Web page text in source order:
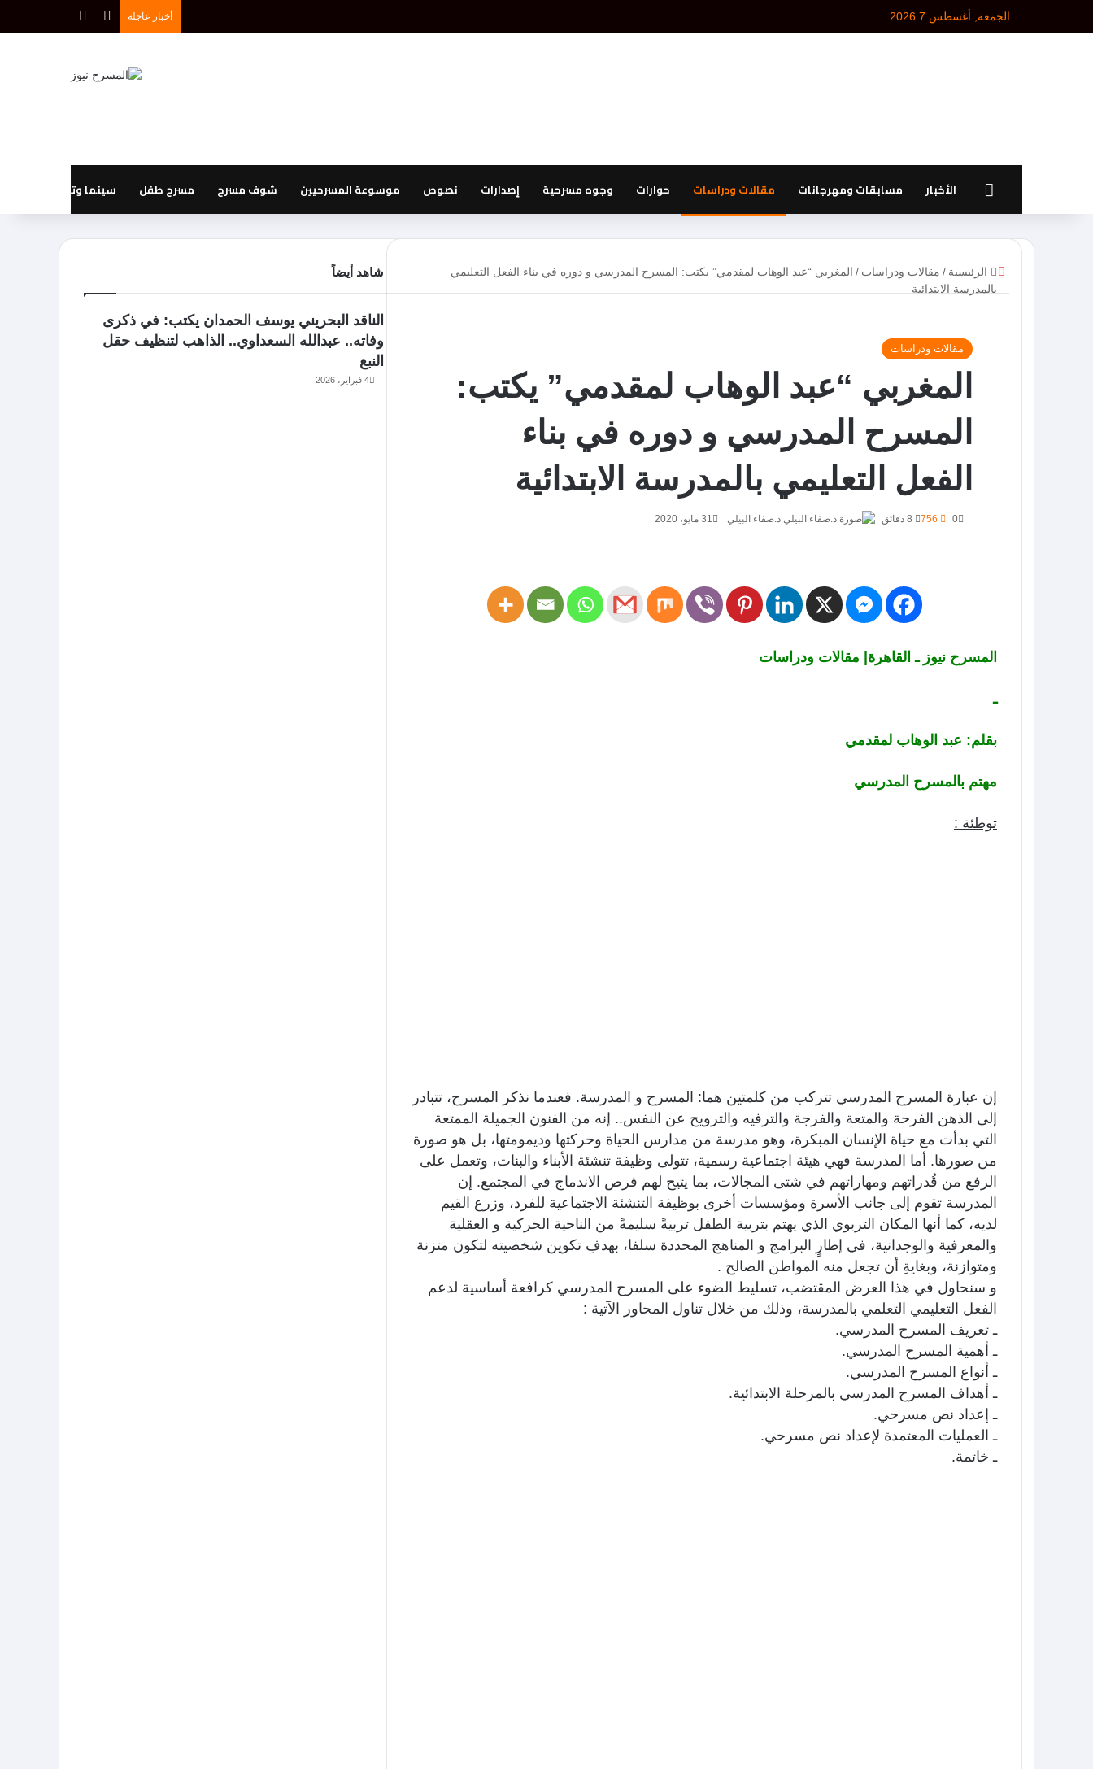
الجمعة, أغسطس 7 2026 أخبار عاجلة إضافة عمود جانبي
الرئيسيةالأخبار مسابقات ومهرجانات مقالات ودراسات حوارات وجوه مسرحية إصدارات نصوص موسوعة المسرحيين شوف مسرح مسرح طفل سينما وتليفزيون
الرئيسية / مقالات ودراسات / المغربي “عبد الوهاب لمقدمي” يكتب: المسرح المدرسي و دوره في بناء الفعل التعليمي
بالمدرسة الابتدائية
مقالات ودراسات
المغربي “عبد الوهاب لمقدمي” يكتب:
المسرح المدرسي و دوره في بناء
الفعل التعليمي بالمدرسة الابتدائية
د.صفاء البيلي 31 مايو، 2020 0
المسرح نيوز ـ القاهرة| مقالات ودراسات
ـ
بقلم: عبد الوهاب لمقدمي
مهتم بالمسرح المدرسي
توطئة :
إن عبارة المسرح المدرسي تتركب من كلمتين هما: المسرح و المدرسة. فعندما نذكر المسرح، تتبادر
إلى الذهن الفرحة والمتعة والفرجة والترفيه والترويح عن النفس.. إنه من الفنون الجميلة الممتعة
التي بدأت مع حياة الإنسان المبكرة، وهو مدرسة من مدارس الحياة وحركتها وديمومتها، بل هو صورة
من صورها. أما المدرسة فهي هيئة اجتماعية رسمية، تتولى وظيفة تنشئة الأبناء والبنات، وتعمل على
الرفع من قُدراتهم ومهاراتهم في شتى المجالات، بما يتيح لهم فرص الاندماج في المجتمع. إن
المدرسة تقوم إلى جانب الأسرة ومؤسسات أخرى بوظيفة التنشئة الاجتماعية للفرد، وزرع القيم
لديه، كما أنها المكان التربوي الذي يهتم بتربية الطفل تربيةً سليمةً من الناحية الحركية و العقلية
والمعرفية والوجدانية، في إطارٍ البرامج و المناهج المحددة سلفا، بهدفِ تكوين شخصيته لتكون متزنة
ومتوازنة، وبغايةِ أن تجعل منه المواطن الصالح .
و سنحاول في هذا العرض المقتضب، تسليط الضوء على المسرح المدرسي كرافعة أساسية لدعم
الفعل التعليمي التعلمي بالمدرسة، وذلك من خلال تناول المحاور الآتية :
ـ تعريف المسرح المدرسي.
ـ أهمية المسرح المدرسي.
ـ أنواع المسرح المدرسي.
ـ أهداف المسرح المدرسي بالمرحلة الابتدائية.
ـ إعداد نص مسرحي.
ـ العمليات المعتمدة لإعداد نص مسرحي.
ـ خاتمة.
شاهد أيضاً
إ
غ
الناقد البحريني يوسف الحمدان يكتب: في ذكرى
وفاته.. عبدالله السعداوي.. الذاهب لتنظيف حقل
النبع
4 فبراير، 2026